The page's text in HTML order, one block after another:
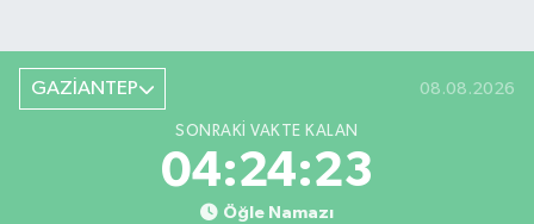
GAZİANTEP 08.08.2026
SONRAKI VAKTE KALAN
04:24:22
Öğle Namazı